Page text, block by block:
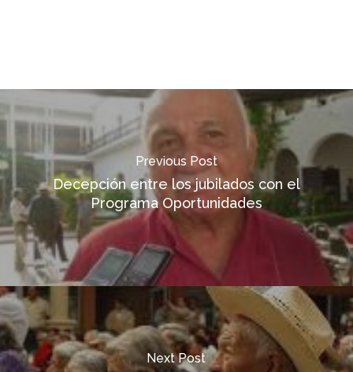
Previous Post
Decepción entre los jubilados con el
Programa Oportunidades
Next Post